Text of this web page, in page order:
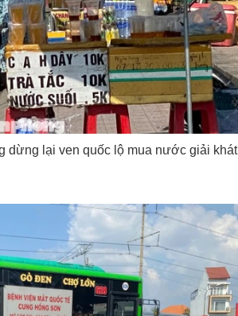
lại ven quốc lộ mua nước giải khát